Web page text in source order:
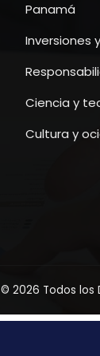
Panamá
Inversiones
Ciencia y
Cultura y
© 2026 Todos los